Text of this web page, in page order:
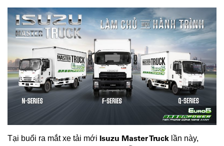
Tại buổi ra mắt xe tải mới Isuzu Master Truck lần này,